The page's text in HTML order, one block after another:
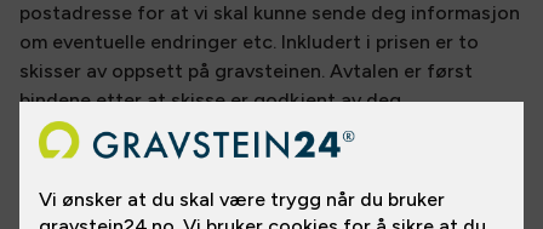
postadresse for at vi skal kunne sende deg informasjon
om eventuelle endringer etc. Inkludert i prisen er to
skisser av oppsett på gravsteinen. Avtalen er først
bindene etter at skisse er godkjent av deg.
Vi tar forbehold om skrivefeil på Gravstein24.no. Vi
forbeholder oss retten til å kunne stoppe ordre om det
avdekkes feil eller mangler i produkt, tekst,